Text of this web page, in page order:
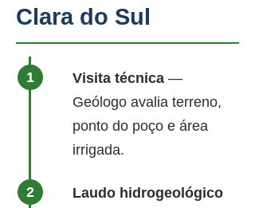
Clara do Sul
Visita técnica —
Geólogo avalia terreno,
ponto do poço e área
irrigada.
Laudo hidrogeológico